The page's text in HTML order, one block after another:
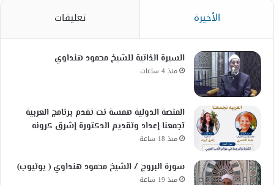
الأخيرة تعليقات
السيرة الذاتية للشيخ محمود هنداوي
منذ 4 ساعات
المنصة الدولية همسة نت تقدم برنامج العربية
تجمعنا إعداد وتقديم الدكتورة إشرق كرونه
منذ 18 ساعة
سورة البروج / الشيخ محمود هنداوي ( يوتيوب)
منذ 19 ساعة